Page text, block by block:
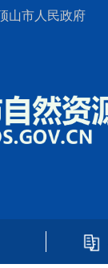
山市人民政府